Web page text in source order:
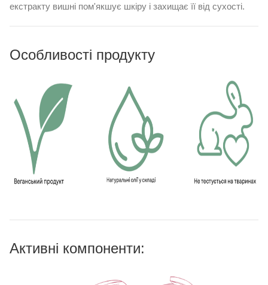
екстракту вишні пом'якшує шкіру і захищає її від сухості.
Особливості продукту
Активні компоненти: